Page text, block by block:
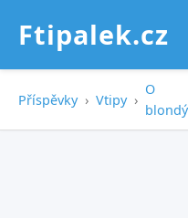
Ftipalek.cz
Příspěvky › Vtipy ›
O